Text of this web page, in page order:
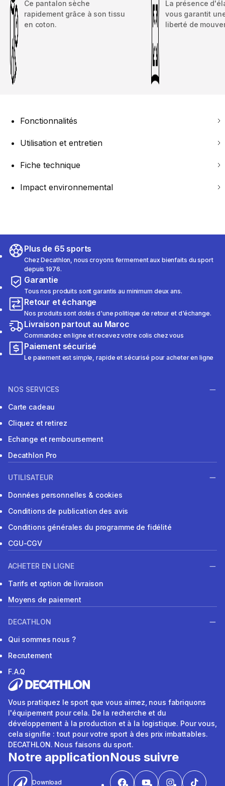
Ce pantalon sèche
rapidement grâce à son tissu
en coton.
La présence
vous garantit
liberté de
Fonctionnalités
Utilisation et entretien
Fiche technique
Impact environnemental
Plus de 65 sports
Chez Decathlon, nous croyons fermement aux bienfaits du sport
depuis 1976.
Garantie
Tous nos produits sont garantis au minimum deux ans.
Retour et échange
Nos produits sont dotés d'une politique de retour et d'échange.
Livraison partout au Maroc
Commandez en ligne et recevez votre colis chez vous
Paiement sécurisé
Le paiement est simple, rapide et sécurisé pour acheter en ligne
NOS SERVICES
Carte cadeau
Cliquez et retirez
Echange et remboursement
Decathlon Pro
UTILISATEUR
Données personnelles & cookies
Conditions de publication des avis
Conditions générales du programme de fidélité
CGU-CGV
ACHETER EN LIGNE
Tarifs et option de livraison
Moyens de paiement
DECATHLON
Qui sommes nous ?
Recrutement
F.A.Q
Vous pratiquez le sport que vous aimez, nous fabriquons
l'équipement pour cela. De la recherche et du
développement à la production et à la logistique. Pour vous,
cela signifie : tout pour votre sport à des prix imbattables.
DECATHLON. Nous faisons du sport.
Notre application
Download
Nous suivre